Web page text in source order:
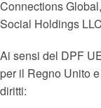
Connections
Social Holdings
Ai sensi del DPF
per il Regno Unito
diritti: